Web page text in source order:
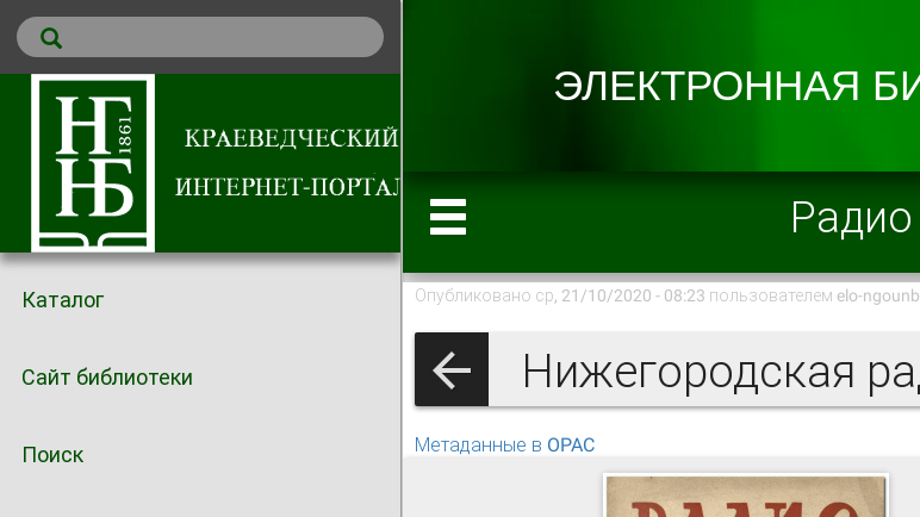
Каталог
Сайт библиотеки
Поиск
Радио
Опубликовано ср, 21/10/2020 - 08:23 пользователем elo-ngounb
Метаданные в OPAC